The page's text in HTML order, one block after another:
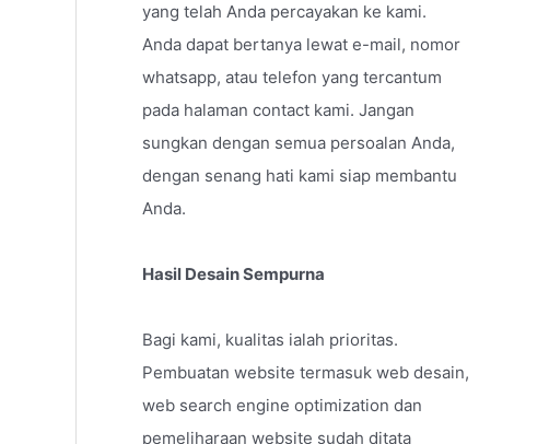
yang telah Anda percayakan ke kami.
Anda dapat bertanya lewat e-mail, nomor
whatsapp, atau telefon yang tercantum
pada halaman contact kami. Jangan
sungkan dengan semua persoalan Anda,
dengan senang hati kami siap membantu
Anda.
Hasil Desain Sempurna
Bagi kami, kualitas ialah prioritas.
Pembuatan website termasuk web desain,
web search engine optimization dan
pemeliharaan website sudah ditata